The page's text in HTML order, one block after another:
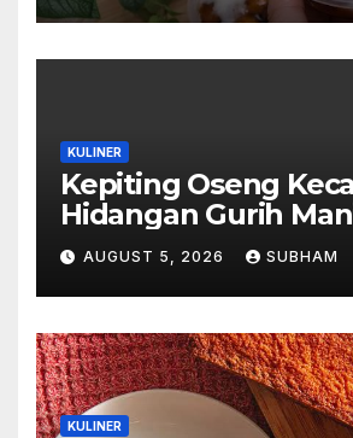
KULINER
Kepiting Oseng
Hidangan Gurih
Selalu Menggugah
Setiap Suapan
AUGUST 5, 2026 SUBHAM
KULINER